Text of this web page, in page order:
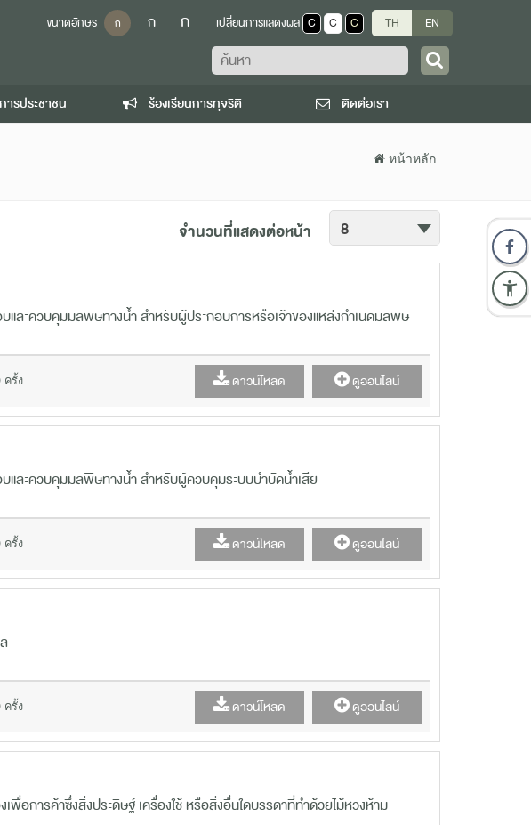
ขนาดอักษร ก ก ก เปลี่ยนการแสดงผล C C C TH EN
ค้นหา
ารประชาชน ร้องเรียนการทุจริติ ติดต่อเรา
หน้าหลัก
จำนวนที่แสดงต่อหน้า
และควบคุมมลพิษทางน้ำ สำหรับผู้ประกอบการหรือเจ้าของแหล่งกำเนิดมลพิษ
ครั้ง ดาวน์โหลด ดูออนไลน์
และควบคุมมลพิษทางน้ำ สำหรับผู้ควบคุมระบบบำบัดน้ำเสีย
ครั้ง ดาวน์โหลด ดูออนไลน์
ครั้ง ดาวน์โหลด ดูออนไลน์
อการค้าซึ่งสิ่งประดิษฐ์ เครื่องใช้ หรือสิ่งอื่นใดบรรดาที่ทำด้วยไม้หวงห้าม